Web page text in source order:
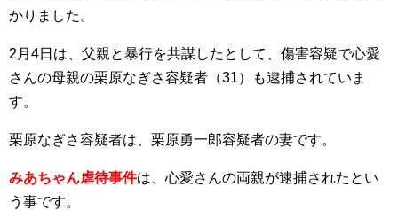
かりました。
2月4日は、父親と暴行を共謀したとして、傷害容疑で心愛
さんの母親の栗原なぎさ容疑者（31）も逮捕されていま
す。
栗原なぎさ容疑者は、栗原勇一郎容疑者の妻です。
みあちゃん虐待事件は、心愛さんの両親が逮捕されたとい
う事です。